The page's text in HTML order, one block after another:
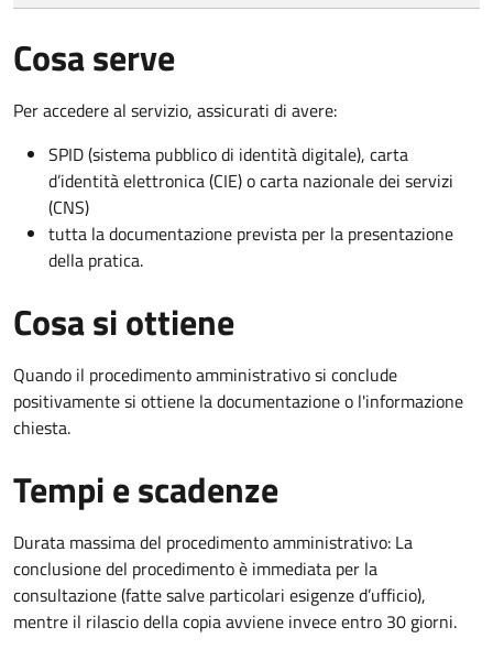
Cosa serve
Per accedere al servizio, assicurati di avere:
SPID (sistema pubblico di identità digitale), carta
d’identità elettronica (CIE) o carta nazionale dei servizi
(CNS)
tutta la documentazione prevista per la presentazione
della pratica.
Cosa si ottiene
Quando il procedimento amministrativo si conclude
positivamente si ottiene la documentazione o l'informazione
chiesta.
Tempi e scadenze
Durata massima del procedimento amministrativo: La
conclusione del procedimento è immediata per la
consultazione (fatte salve particolari esigenze d’ufficio),
mentre il rilascio della copia avviene invece entro 30 giorni.